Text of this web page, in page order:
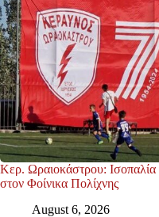
Κερ. Ωραιοκάστρου: Ισοπαλία
στον Φοίνικα Πολίχνης
August 6, 2026